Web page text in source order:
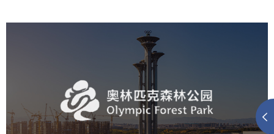
奥体森林公园
旅游休闲 公园 AI人工智能
智慧公园